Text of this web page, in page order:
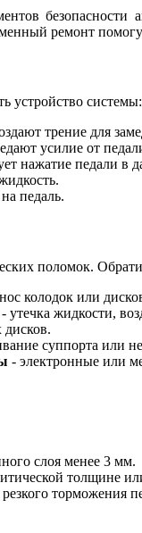
безопасности
ремонт
устройство системы:
трение для
усилие от
нажатие педали в
педаль.
поломок.
колодок или
- утечка жидкости,
суппорта или
- электронные или
слоя менее 3 мм.
толщине
торможения